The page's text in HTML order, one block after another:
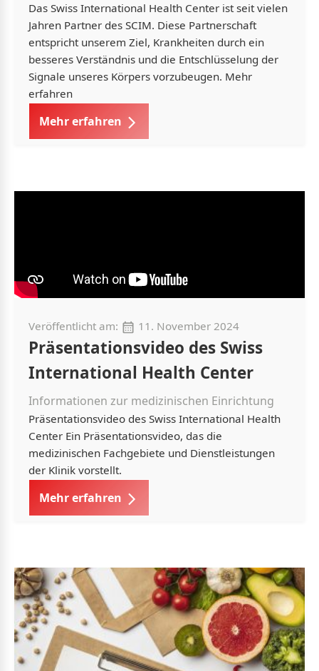
Das Swiss International Health Center ist seit vielen
Jahren Partner des SCIM. Diese Partnerschaft
entspricht unserem Ziel, Krankheiten durch ein
besseres Verständnis und die Entschlüsselung der
Signale unseres Körpers vorzubeugen. Mehr
erfahren
Mehr erfahren
Veröffentlicht am: 11. November 2024
Präsentationsvideo des Swiss
International Health Center
Informationen zur medizinischen Einrichtung
Präsentationsvideo des Swiss International Health
Center Ein Präsentationsvideo, das die
medizinischen Fachgebiete und Dienstleistungen
der Klinik vorstellt.
Mehr erfahren